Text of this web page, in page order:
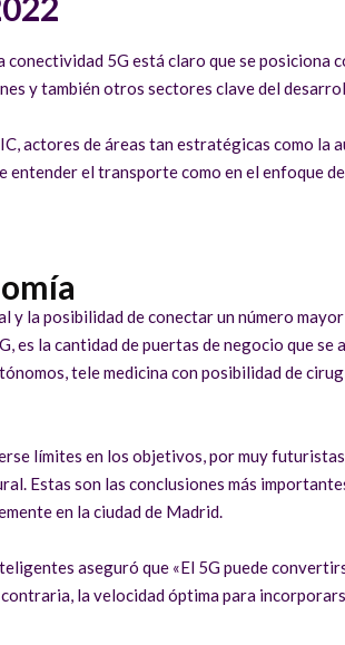
5G está claro que se posiciona
y también otros sectores clave del
actores de áreas tan estratégicas como la
entender el transporte como en el enfoque
y la posibilidad de conectar un número
la cantidad de puertas de negocio que se
tele medicina con posibilidad de
límites en los objetivos, por muy
Estas son las conclusiones más
en la ciudad de Madrid.
aseguró que «El 5G puede
la velocidad óptima para